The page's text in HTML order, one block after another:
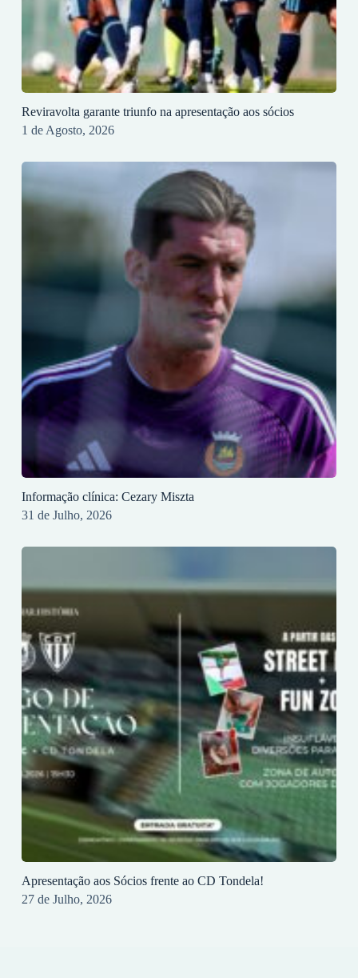
Reviravolta garante triunfo na apresentação aos sócios
1 de Agosto, 2026
Informação clínica: Cezary Miszta
31 de Julho, 2026
Apresentação aos Sócios frente ao CD Tondela!
27 de Julho, 2026